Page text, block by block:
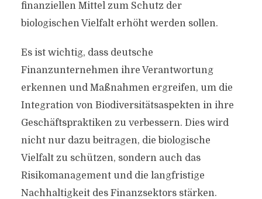
finanziellen Mittel zum Schutz der
biologischen Vielfalt erhöht werden sollen.
Es ist wichtig, dass deutsche
Finanzunternehmen ihre Verantwortung
erkennen und Maßnahmen ergreifen, um die
Integration von Biodiversitätsaspekten in ihre
Geschäftspraktiken zu verbessern. Dies wird
nicht nur dazu beitragen, die biologische
Vielfalt zu schützen, sondern auch das
Risikomanagement und die langfristige
Nachhaltigkeit des Finanzsektors stärken.